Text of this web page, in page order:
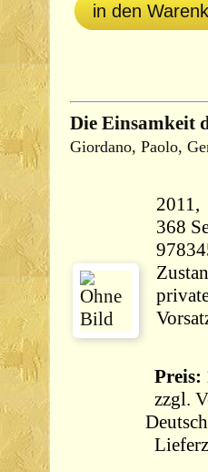
in den
Die Einsamkeit
Giordano, Paolo,
368 Seiten
Preis:
zzgl.